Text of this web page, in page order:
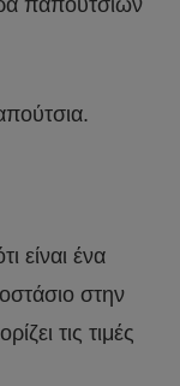
παπουτσιών
είναι ένα
στην
τις τιμές